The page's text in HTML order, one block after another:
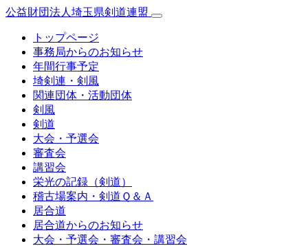
公益財団法人埼玉県剣道連盟
トップページ
事務局からのお知らせ
年間行事予定
埼剣連・剣風
関連団体・活動団体
剣風
剣道
大会・予選会
審査会
講習会
栄光の記録（剣道）
稽古場案内・剣道Ｑ＆Ａ
居合道
居合道からのお知らせ
大会・予選会・審査会・講習会